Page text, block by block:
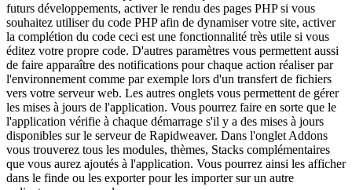
futurs développements, activer le rendu des pages PHP si vous
souhaitez utiliser du code PHP afin de dynamiser votre site, activer
la complétion du code ceci est une fonctionnalité très utile si vous
éditez votre propre code. D'autres paramètres vous permettent aussi
de faire apparaître des notifications pour chaque action réaliser par
l'environnement comme par exemple lors d'un transfert de fichiers
vers votre serveur web. Les autres onglets vous permettent de gérer
les mises à jours de l'application. Vous pourrez faire en sorte que le
l'application vérifie à chaque démarrage s'il y a des mises à jours
disponibles sur le serveur de Rapidweaver. Dans l'onglet Addons
vous trouverez tous les modules, thèmes, Stacks complémentaires
que vous aurez ajoutés à l'application. Vous pourrez ainsi les afficher
dans le finde ou les exporter pour les importer sur un autre